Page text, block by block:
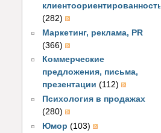
клиентоориентированность
(282)
Маркетинг, реклама, PR
(366)
Коммерческие
предложения, письма,
презентации (112)
Психология в продажах
(280)
Юмор (103)